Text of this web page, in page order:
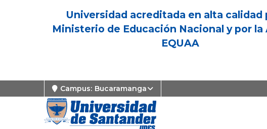
Universidad acreditada en alta calidad
Ministerio de Educación Nacional y por la
EQUAA
Campus: Bucaramanga